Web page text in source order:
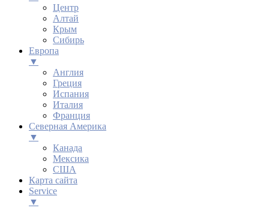
Центр
Алтай
Крым
Сибирь
Европа
▼
Англия
Греция
Испания
Италия
Франция
Северная Америка
▼
Канада
Мексика
США
Карта сайта
Service
▼